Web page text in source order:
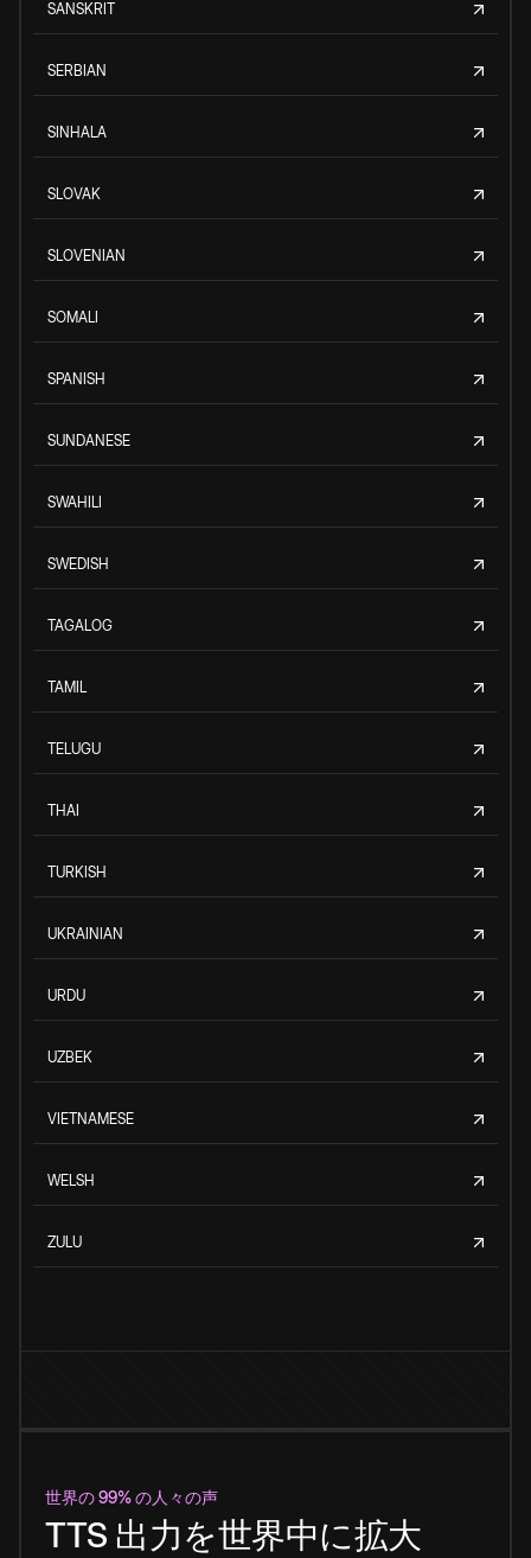
SANSKRIT
SERBIAN
SINHALA
SLOVAK
SLOVENIAN
SOMALI
SPANISH
SUNDANESE
SWAHILI
SWEDISH
TAGALOG
TAMIL
TELUGU
THAI
TURKISH
UKRAINIAN
URDU
UZBEK
VIETNAMESE
WELSH
ZULU
世界の 99% の人々の声
TTS 出力を世界中に拡大